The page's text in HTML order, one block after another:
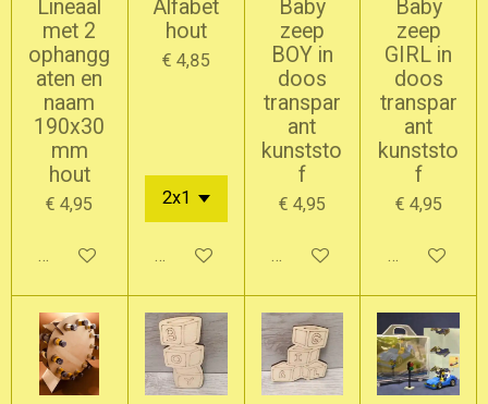
Lineaal
met 2
ophangg
aten en
naam
190x30
mm
hout
€ 4,95
In winkelwagen
Alfabet
hout
€ 4,85
In winkelwagen
Baby
zeep
BOY in
doos
transpar
ant
kunststo
f
€ 4,95
In winkelwagen
Baby
zeep
GIRL in
doos
transpar
ant
kunststo
f
€ 4,95
In